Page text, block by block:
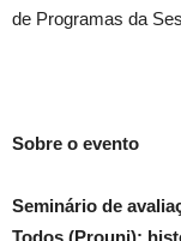
de Programas da
Sobre o evento
Seminário de